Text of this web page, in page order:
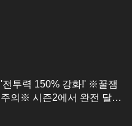
'전투력 150% 강화!' ※꿀잼
주의※ 시즌2에서 완전 달라